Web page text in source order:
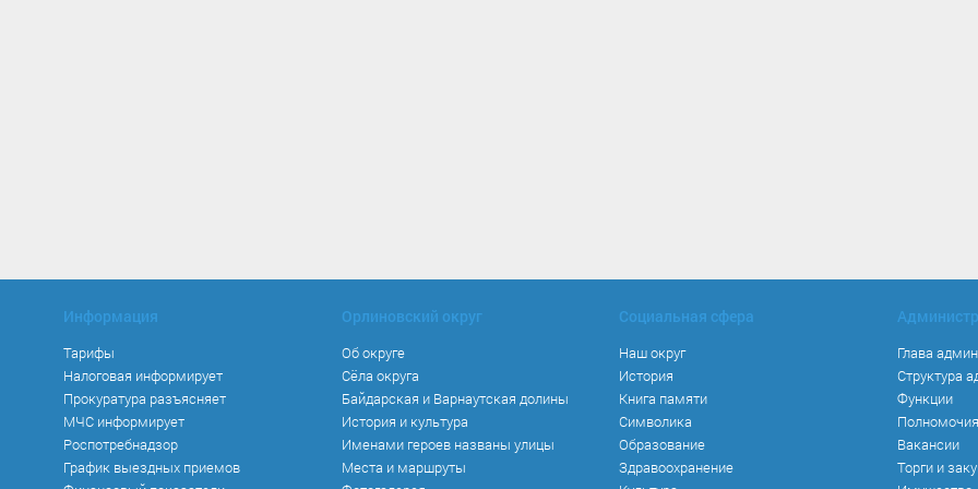
Информация
Тарифы
Налоговая информирует
Прокуратура разъясняет
МЧС информирует
Роспотребнадзор
График выездных приемов
Орлиновский округ
Об округе
Сёла округа
Байдарская и Варнаутская долины
История и культура
Именами героев названы улицы
Места и маршруты
Социальная сфера
Наш округ
История
Книга памяти
Символика
Образование
Здравоохранение
Глава
Структура
Функции
Полномочия
Вакансии
Торги и